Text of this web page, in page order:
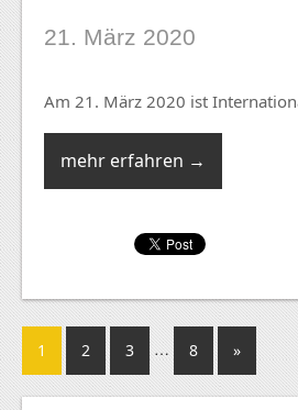
21. März 2020
Am 21. März 2020 ist
mehr erfahren →
1 2 3 … 8 »